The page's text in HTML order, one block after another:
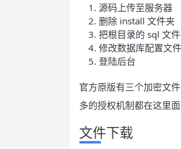
源码上传至服务器
删除 install 文件夹
把根目录的 sql 文
修改数据库配置文
登陆后台
官方原版有三个加密文
多的授权机制都在这里
文件下载